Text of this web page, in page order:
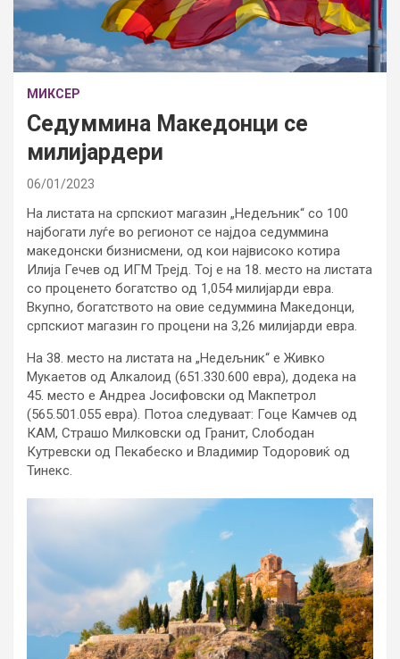
МИКСЕР
Седуммина Македонци се
милијардери
06/01/2023
На листата на српскиот магазин „Недељник“ со 100
најбогати луѓе во регионот се најдоа седуммина
македонски бизнисмени, од кои највисоко котира
Илија Гечев од ИГМ Трејд. Тој е на 18. место на листата
со проценето богатство од 1,054 милијарди евра.
Вкупно, богатството на овие седуммина Македонци,
српскиот магазин го процени на 3,26 милијарди евра.
На 38. место на листата на „Недељник“ е Живко
Мукаетов од Алкалоид (651.330.600 евра), додека на
45. место е Андреа Јосифовски од Макпетрол
(565.501.055 евра). Потоа следуваат: Гоце Камчев од
КАМ, Страшо Милковски од Гранит, Слободан
Кутревски од Пекабеско и Владимир Тодоровиќ од
Тинекс.